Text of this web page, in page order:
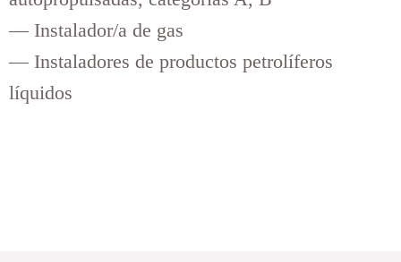
— Instalador/a de gas
— Instaladores de productos petrolíferos
líquidos